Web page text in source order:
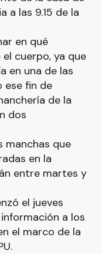
a las 9.15 de la
en qué
cuerpo, ya que
en una de las
ese fin de
de la
dos
manchas que
en la
entre martes y
el jueves
a los
el marco de la